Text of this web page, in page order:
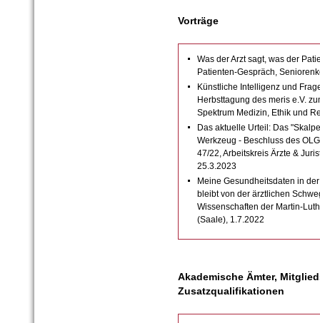
Vorträge
Was der Arzt sagt, was der
Patienten-Gespräch,
Künstliche Intelligenz und
Herbsttagung des meris e.V.
Spektrum Medizin, Ethik und
Das aktuelle Urteil: Das
Werkzeug - Beschluss des
47/22, Arbeitskreis Ärzte &
25.3.2023
Meine Gesundheitsdaten in
bleibt von der ärztlichen
Wissenschaften der Martin-
(Saale), 1.7.2022
Akademische Ämter,
Zusatzqualifikationen